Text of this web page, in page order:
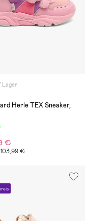
Lager
Herle TEX Sneaker,
€
€